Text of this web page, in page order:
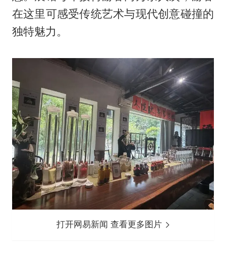
在这里可感受传统艺术与现代创意碰撞的
独特魅力。
打开网易新闻 查看更多图片